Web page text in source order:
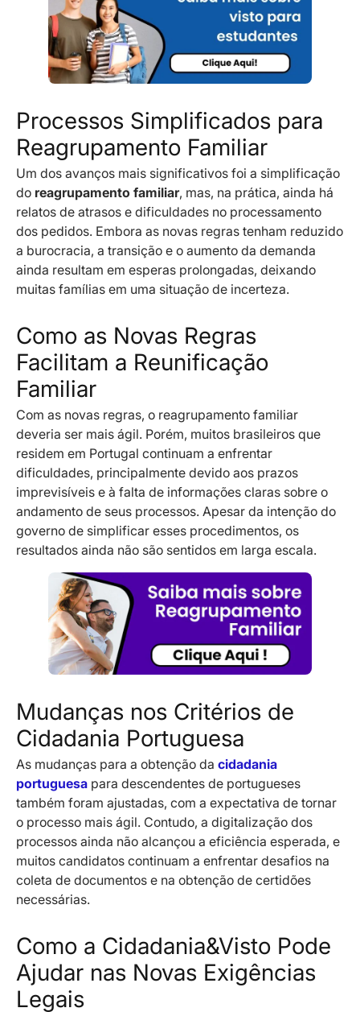
Processos Simplificados para
Reagrupamento Familiar
Um dos avanços mais significativos foi a simplificação
do reagrupamento familiar, mas, na prática, ainda há
relatos de atrasos e dificuldades no processamento
dos pedidos. Embora as novas regras tenham reduzido
a burocracia, a transição e o aumento da demanda
ainda resultam em esperas prolongadas, deixando
muitas famílias em uma situação de incerteza.
Como as Novas Regras
Facilitam a Reunificação
Familiar
Com as novas regras, o reagrupamento familiar
deveria ser mais ágil. Porém, muitos brasileiros que
residem em Portugal continuam a enfrentar
dificuldades, principalmente devido aos prazos
imprevisíveis e à falta de informações claras sobre o
andamento de seus processos. Apesar da intenção do
governo de simplificar esses procedimentos, os
resultados ainda não são sentidos em larga escala.
Mudanças nos Critérios de
Cidadania Portuguesa
As mudanças para a obtenção da cidadania
portuguesa para descendentes de portugueses
também foram ajustadas, com a expectativa de tornar
o processo mais ágil. Contudo, a digitalização dos
processos ainda não alcançou a eficiência esperada, e
muitos candidatos continuam a enfrentar desafios na
coleta de documentos e na obtenção de certidões
necessárias.
Como a Cidadania&Visto Pode
Ajudar nas Novas Exigências
Legais